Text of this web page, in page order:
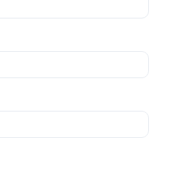
AUX ASW-H07A4/JD-R1 +